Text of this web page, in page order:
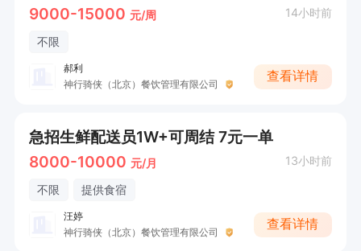
9000-15000 元/周 14小时前
不限
郝利
神行骑侠（北京）餐饮管理有限公司
查看详情
急招生鲜配送员1W+可周结 7元一单
8000-10000 元/月 13小时前
不限 提供食宿
汪婷
神行骑侠（北京）餐饮管理有限公司
查看详情